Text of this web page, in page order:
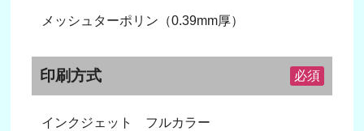
メッシュターポリン（0.39mm厚）
印刷方式 必須
インクジェット フルカラー